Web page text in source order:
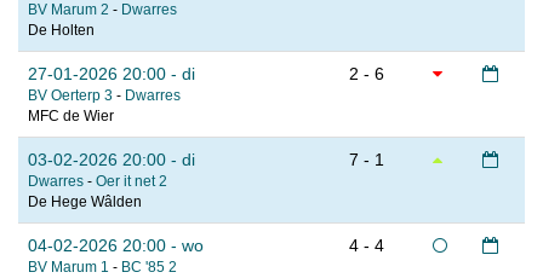
BV Marum 2 - Dwarres
De Holten
27-01-2026 20:00 - di
BV Oerterp 3 - Dwarres
MFC de Wier
2 - 6
03-02-2026 20:00 - di
Dwarres - Oer it net 2
De Hege Wâlden
7 - 1
04-02-2026 20:00 - wo
BV Marum 1 - BC '85 2
4 - 4